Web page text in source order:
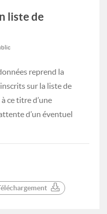
liste de
reprend la
sur la liste de
ce titre d’une
d’un éventuel